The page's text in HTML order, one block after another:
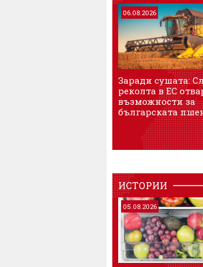
06.08.2026
Заради сушата:
реколта в ЕС
възможности за
българската
ИСТОРИИ
05.08.2026